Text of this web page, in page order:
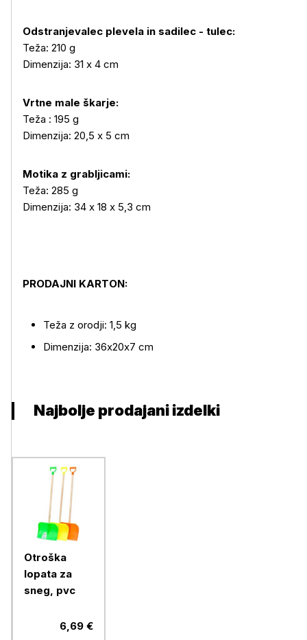
Odstranjevalec plevela in sadilec - tulec:
Teža: 210 g
Dimenzija: 31 x 4 cm
Vrtne male škarje:
Teža : 195 g
Dimenzija: 20,5 x 5 cm
Motika z grabljicami:
Teža: 285 g
Dimenzija: 34 x 18 x 5,3 cm
PRODAJNI KARTON:
Teža z orodji: 1,5 kg
Dimenzija: 36x20x7 cm
Najbolje prodajani izdelki
Otroška
lopata za
sneg, pvc
6,69 €